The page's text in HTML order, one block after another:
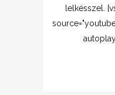
lelkésszel.